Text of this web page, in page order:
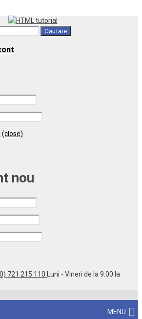
Cautare
(close)
nou
721 215 110
Luni - Vineri de la 9.00 la
MENU